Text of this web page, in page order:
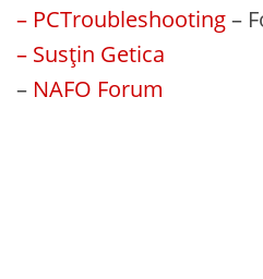
– PCTroubleshooting–
– Susțin Getica
– NAFO Forum